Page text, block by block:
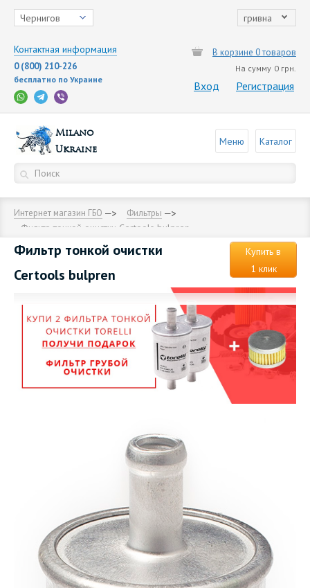
Чернигов гривна
Контактная информация
0 (800) 210-226
бесплатно по Украине
В корзине 0 товаров
На сумму 0 грн.
Вход Регистрация
Milano
Ukraine
Меню Каталог
Интернет магазин ГБО Фильтры
Фильтр тонкой очистки Certools bulpren
Фильтр тонкой очистки
Certools bulpren
Купить в
1 клик